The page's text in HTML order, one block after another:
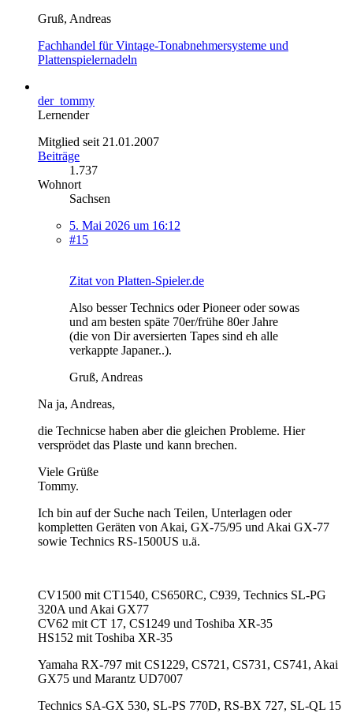
Gruß, Andreas
Fachhandel für Vintage-Tonabnehmersysteme und
Plattenspielernadeln
der_tommy
Lernender
Mitglied seit 21.01.2007
Beiträge
1.737
Wohnort
Sachsen
5. Mai 2026 um 16:12
#15
Zitat von Platten-Spieler.de
Also besser Technics oder Pioneer oder sowas
und am besten späte 70er/frühe 80er Jahre
(die von Dir aversierten Tapes sind eh alle
verkappte Japaner..).
Gruß, Andreas
Na ja, Andreas,
die Technicse haben aber die gleichen Probleme. Hier
versprödet das Plaste und kann brechen.
Viele Grüße
Tommy.
Ich bin auf der Suche nach Teilen, Unterlagen oder
kompletten Geräten von Akai, GX-75/95 und Akai GX-77
sowie Technics RS-1500US u.ä.
CV1500 mit CT1540, CS650RC, C939, Technics SL-PG
320A und Akai GX77
CV62 mit CT 17, CS1249 und Toshiba XR-35
HS152 mit Toshiba XR-35
Yamaha RX-797 mit CS1229, CS721, CS731, CS741, Akai
GX75 und Marantz UD7007
Technics SA-GX 530, SL-PS 770D, RS-BX 727, SL-QL 15